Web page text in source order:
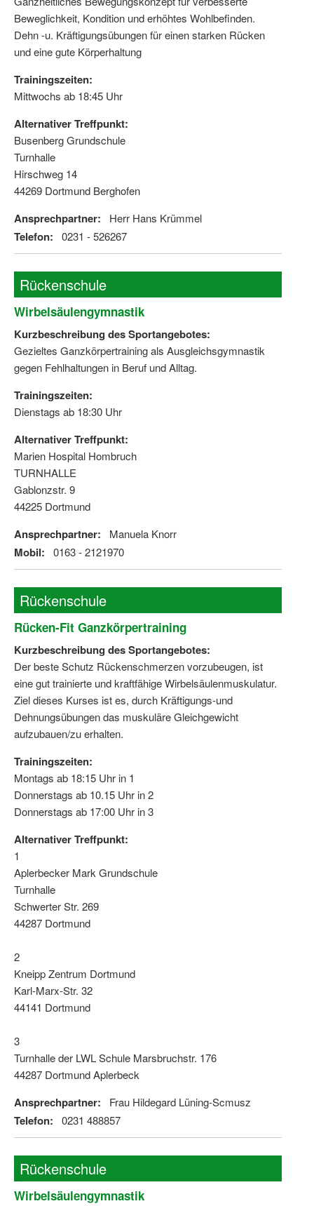
Beweglichkeit, Kondition und erhöhtes Wohlbefinden.
Dehn -u. Kräftigungsübungen für einen starken Rücken
und eine gute Körperhaltung
Trainingszeiten:
Mittwochs ab 18:45 Uhr
Alternativer Treffpunkt:
Busenberg Grundschule
Turnhalle
Hirschweg 14
44269 Dortmund Berghofen
Ansprechpartner: Herr Hans Krümmel
Telefon: 0231 - 526267
Rückenschule
Wirbelsäulengymnastik
Kurzbeschreibung des Sportangebotes:
Gezieltes Ganzkörpertraining als Ausgleichsgymnastik
gegen Fehlhaltungen in Beruf und Alltag.
Trainingszeiten:
Dienstags ab 18:30 Uhr
Alternativer Treffpunkt:
Marien Hospital Hombruch
TURNHALLE
Gablonzstr. 9
44225 Dortmund
Ansprechpartner: Manuela Knorr
Mobil: 0163 - 2121970
Rückenschule
Rücken-Fit Ganzkörpertraining
Kurzbeschreibung des Sportangebotes:
Der beste Schutz Rückenschmerzen vorzubeugen, ist
eine gut trainierte und kraftfähige Wirbelsäulenmuskulatur.
Ziel dieses Kurses ist es, durch Kräftigungs-und
Dehnungsübungen das muskuläre Gleichgewicht
aufzubauen/zu erhalten.
Trainingszeiten:
Montags ab 18:15 Uhr in 1
Donnerstags ab 10.15 Uhr in 2
Donnerstags ab 17:00 Uhr in 3
Alternativer Treffpunkt:
1
Aplerbecker Mark Grundschule
Turnhalle
Schwerter Str. 269
44287 Dortmund
2
Kneipp Zentrum Dortmund
Karl-Marx-Str. 32
44141 Dortmund
3
Turnhalle der LWL Schule Marsbruchstr. 176
44287 Dortmund Aplerbeck
Ansprechpartner: Frau Hildegard Lüning-Scmusz
Telefon: 0231 488857
Rückenschule
Wirbelsäulengymnastik